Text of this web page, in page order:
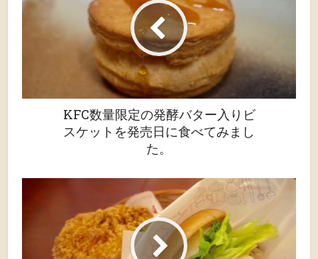
KFC数量限定の発酵バター入りビ
スケットを発売日に食べてみまし
た。